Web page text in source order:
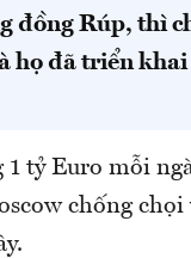
đồng Rúp, thì
họ đã triển
tỷ Euro mỗi
chống